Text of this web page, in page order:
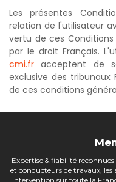
Les présentes
relation de l'utilisateur
vertu de ces Conditions
par le droit Français.
cmi.fr acceptent de
exclusive des
de ces conditions
Expertise & fiabilité
et conducteurs de travaux, les
Intervention sur toute la